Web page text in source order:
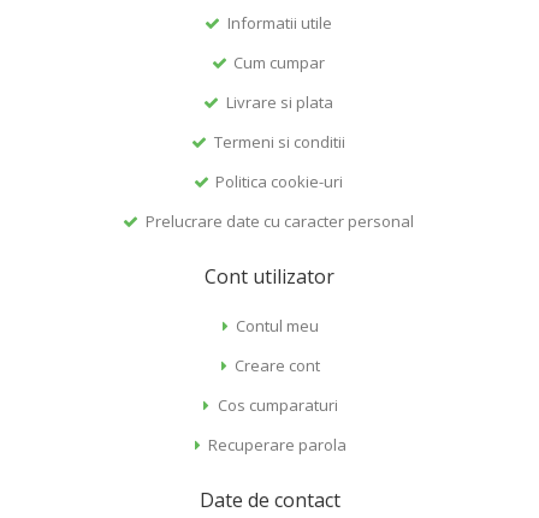
Informatii utile
Cum cumpar
Livrare si plata
Termeni si conditii
Politica cookie-uri
Prelucrare date cu caracter personal
Cont utilizator
Contul meu
Creare cont
Cos cumparaturi
Recuperare parola
Date de contact